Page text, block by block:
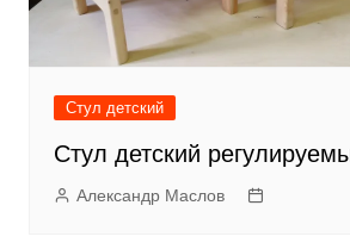
Стул детский
Стул детский
Александр Маслов